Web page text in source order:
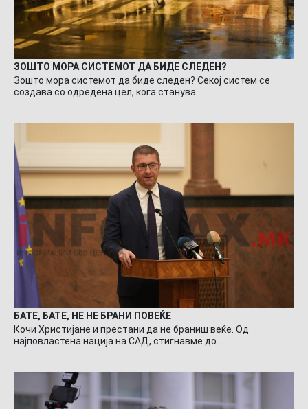
ЗОШТО МОРА СИСТЕМОТ ДА БИДЕ СЛЕДЕН?
Зошто мора системот да биде следен? Секој систем се
создава со одредена цел, кога станува…
БАТЕ, БАТЕ, НЕ НЕ БРАНИ ПОВЕЌЕ
Кочи Христијане и престани да не браниш веќе. Од
најповластена нација на САД, стигнавме до…